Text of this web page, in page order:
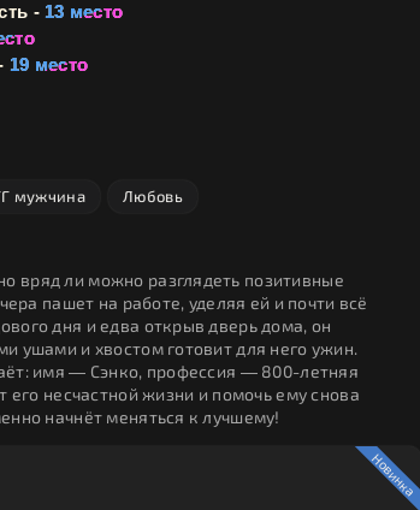
- 13 место
19 место
мужчина Любовь
вряд ли можно разглядеть позитивные
пашет на работе, уделяя ей и почти всё
дня и едва открыв дверь дома, он
ушами и хвостом готовит для него ужин.
имя — Сэнко, профессия — 800-летняя
несчастной жизни и помочь ему снова
начнёт меняться к лучшему!
Новинка